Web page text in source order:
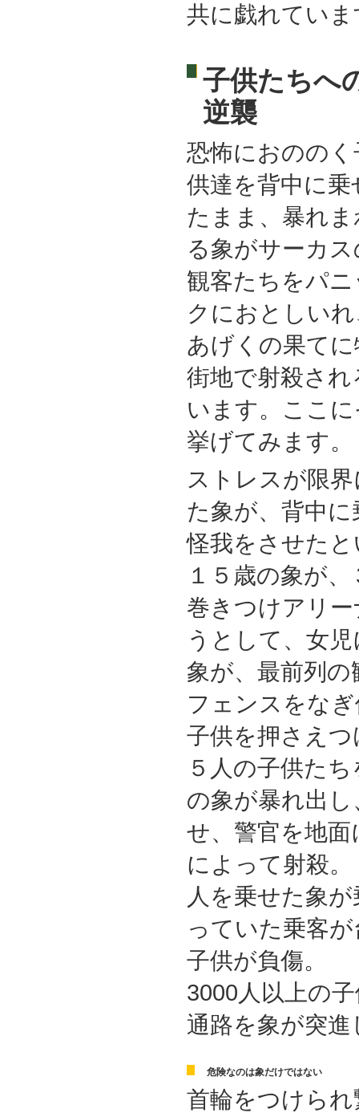
共に戯れていま
子供たちへ
逆襲
恐怖におののく
供達を背中に乗
たまま、暴れま
る象がサーカス
観客たちをパニ
クにおとしい
あげくの果て
街地で射殺さ
います。ここ
挙げてみます。
ストレスが限
た象が、背中
怪我をさせた
１５歳の象が
巻きつけアリ
うとして、女
象が、最前列
フェンスをな
子供を押さえ
５人の子供た
の象が暴れ出
せ、警官を地
によって射殺。
人を乗せた象
っていた乗客
子供が負傷。
3000人以上の
通路を象が突
危険なのは象だけではない
首輪をつけら